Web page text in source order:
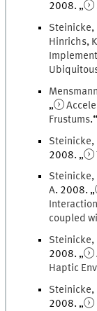
2008. „
Steinicke,
Hinrichs,
Mensmann
„
Frustums.“
Steinicke,
2008. „
Steinicke,
A. 2008. „
coupled
Steinicke,
2008. „
Haptic
Steinicke,
2008. „